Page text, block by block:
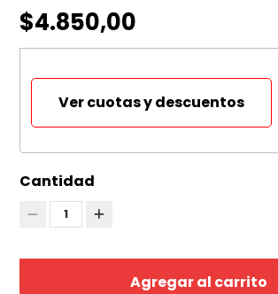
$4.850,00
Ver cuotas y descuentos
Cantidad
1
Agregar al carrito